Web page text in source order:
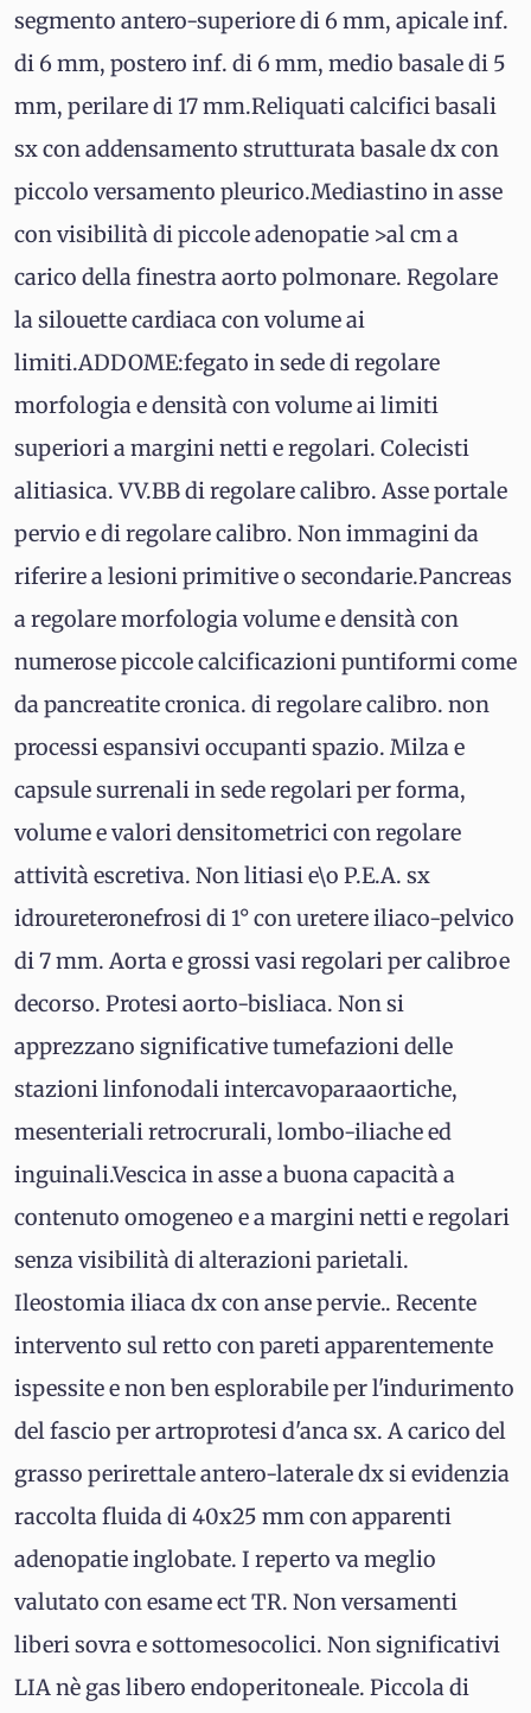
segmento antero-superiore di 6 mm, apicale inf.
di 6 mm, postero inf. di 6 mm, medio basale di 5
mm, perilare di 17 mm.Reliquati calcifici basali
sx con addensamento strutturata basale dx con
piccolo versamento pleurico.Mediastino in asse
con visibilità di piccole adenopatie >al cm a
carico della finestra aorto polmonare. Regolare
la silouette cardiaca con volume ai
limiti.ADDOME:fegato in sede di regolare
morfologia e densità con volume ai limiti
superiori a margini netti e regolari. Colecisti
alitiasica. VV.BB di regolare calibro. Asse portale
pervio e di regolare calibro. Non immagini da
riferire a lesioni primitive o secondarie.Pancreas
a regolare morfologia volume e densità con
numerose piccole calcificazioni puntiformi come
da pancreatite cronica. di regolare calibro. non
processi espansivi occupanti spazio. Milza e
capsule surrenali in sede regolari per forma,
volume e valori densitometrici con regolare
attività escretiva. Non litiasi e\o P.E.A. sx
idroureteronefrosi di 1° con uretere iliaco-pelvico
di 7 mm. Aorta e grossi vasi regolari per calibroe
decorso. Protesi aorto-bisliaca. Non si
apprezzano significative tumefazioni delle
stazioni linfonodali intercavoparaaortiche,
mesenteriali retrocrurali, lombo-iliache ed
inguinali.Vescica in asse a buona capacità a
contenuto omogeneo e a margini netti e regolari
senza visibilità di alterazioni parietali.
Ileostomia iliaca dx con anse pervie.. Recente
intervento sul retto con pareti apparentemente
ispessite e non ben esplorabile per l'indurimento
del fascio per artroprotesi d'anca sx. A carico del
grasso perirettale antero-laterale dx si evidenzia
raccolta fluida di 40x25 mm con apparenti
adenopatie inglobate. I reperto va meglio
valutato con esame ect TR. Non versamenti
liberi sovra e sottomesocolici. Non significativi
LIA nè gas libero endoperitoneale. Piccola di